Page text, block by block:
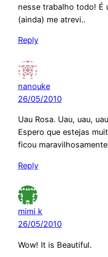
nesse trabalho todo! É
(ainda) me atrevi..
Reply
nanouke
26/05/2010
Uau Rosa. Uau, uau,
Espero que estejas
ficou
Reply
mimi k
26/05/2010
Wow! It is Beautiful.